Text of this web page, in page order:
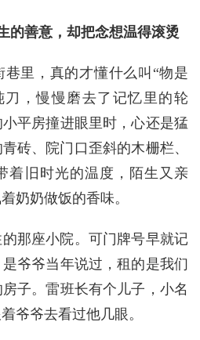
的善意，却把念想温得滚烫
里，真的才懂什么叫“物是
刀，慢慢磨去了记忆里的轮
平房撞进眼里时，心还是猛
砖、院门口歪斜的木栅栏、
着旧时光的温度，陌生又亲
奶奶做饭的香味。
那座小院。可门牌号早就记
爷爷当年说过，租的是我们
子。雷班长有个儿子，小名
爷爷去看过他几眼。